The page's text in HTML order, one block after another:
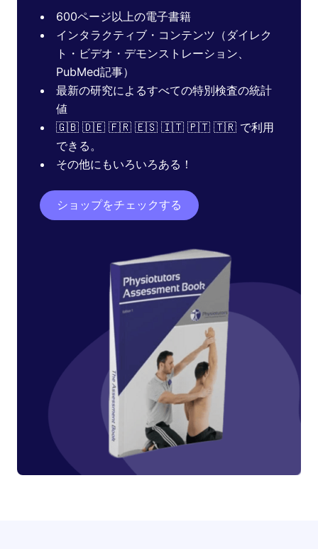
600ページ以上の電子書籍
インタラクティブ・コンテンツ（ダイレク
ト・ビデオ・デモンストレーション、
PubMed記事）
最新の研究によるすべての特別検査の統計
値
🇬🇧 🇩🇪 🇫🇷 🇪🇸 🇮🇹 🇵🇹 🇹🇷 で利用
できる。
その他にもいろいろある！
ショップをチェックする